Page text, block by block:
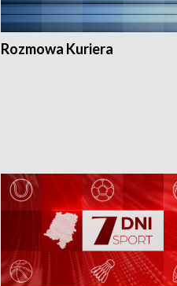
Rozmowa Kuriera